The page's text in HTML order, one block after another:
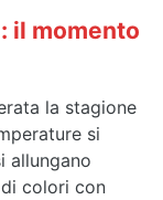
il momento
la stagione
si
allungano
colori con